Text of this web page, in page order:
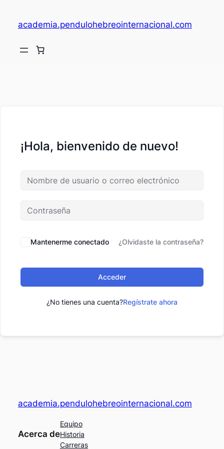
academia.pendulohebreointernacional.com
¡Hola, bienvenido de nuevo!
Mantenerme conectado ¿Olvidaste la contraseña?
Acceder
¿No tienes una cuenta?Regístrate ahora
academia.pendulohebreointernacional.com
Acerca de
Equipo
Historia
Carreras